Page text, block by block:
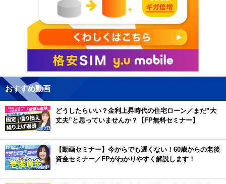
おすすめ動画
どうしたらいい？金利上昇時代の住宅ローン／まだ”大
丈夫”と思っていませんか？【FP無料セミナー】
【動画セミナー】今からでも遅くない！60歳からの老後
資金セミナー／FPがわかりやすく解説します！